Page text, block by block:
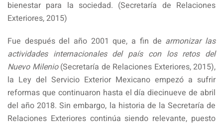
bienestar para la sociedad. (Secretaría de Relaciones
Exteriores, 2015)
Fue después del año 2001 que, a fin de armonizar las
actividades internacionales del país con los retos del
Nuevo Milenio(Secretaría de Relaciones Exteriores, 2015),
la Ley del Servicio Exterior Mexicano empezó a sufrir
reformas que continuaron hasta el día diecinueve de abril
del año 2018. Sin embargo, la historia de la Secretaría de
Relaciones Exteriores continúa siendo relevante, puesto